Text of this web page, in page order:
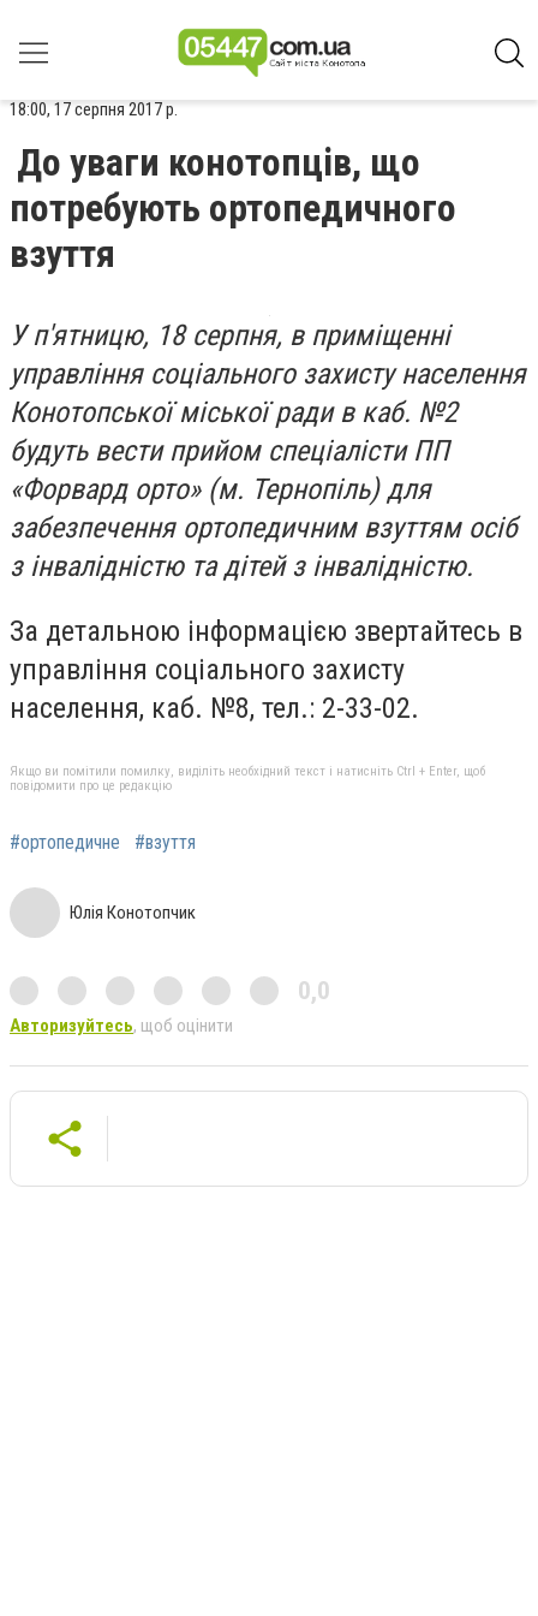
18:00, 17 серпня 2017 р.
До уваги конотопців, що
потребують ортопедичного
взуття
У п'ятницю, 18 серпня, в приміщенні
управління соціального захисту населення
Конотопської міської ради в каб. №2
будуть вести прийом спеціалісти ПП
«Форвард орто» (м. Тернопіль) для
забезпечення ортопедичним взуттям осіб
з інвалідністю та дітей з інвалідністю.
За детальною інформацією звертайтесь в
управління соціального захисту
населення, каб. №8, тел.: 2-33-02.
Якщо ви помітили помилку, виділіть необхідний текст і натисніть Ctrl + Enter, щоб
повідомити про це редакцію
#ортопедичне #взуття
Юлія Конотопчик
0,0
Авторизуйтесь, щоб оцінити